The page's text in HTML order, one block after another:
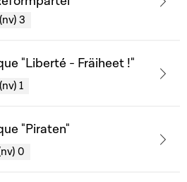
(nv) 3
"Liberté - Fräiheet !"
(nv) 1
"Piraten"
(nv) 0